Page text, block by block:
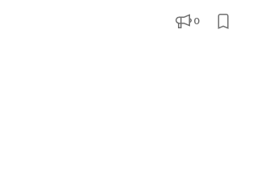
し、最適なアウトプットへ導く重要な役割を
0